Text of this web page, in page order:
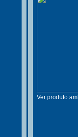
Ver produto